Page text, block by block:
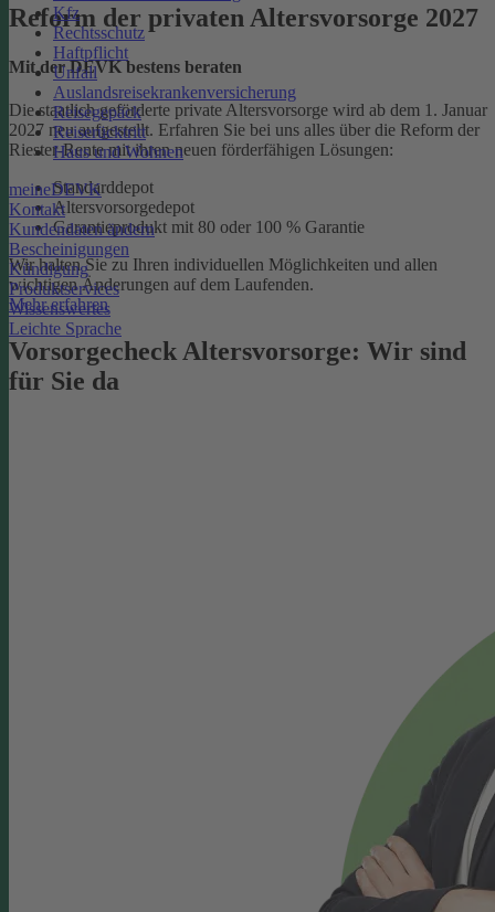
Kfz
Rechtsschutz
Haftpflicht
Unfall
Auslandsreisekrankenversicherung
Reisegepäck
Reiserücktritt
Haus und Wohnen
meineDEVK
Kontakt
Kundendaten ändern
Bescheinigungen
Kündigung
Produktservices
Wissenswertes
Leichte Sprache
Reform der privaten Altersvorsorge 2027
Mit der DEVK bestens beraten
Die staatlich geförderte private Altersvorsorge wird ab dem 1. Januar
2027 neu aufgestellt. Erfahren Sie bei uns alles über die Reform der
Riester-Rente mit ihren neuen förderfähigen Lösungen:
Standarddepot
Altersvorsorgedepot
Garantieprodukt mit 80 oder 100 % Garantie
Wir halten Sie zu Ihren individuellen Möglichkeiten und allen
wichtigen Änderungen auf dem Laufenden.
Mehr erfahren
Vorsorgecheck Altersvorsorge:­ Wir sind
für Sie da